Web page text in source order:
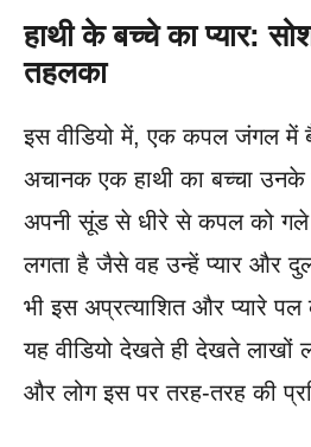
हाथी के बच्चे का प्यार:
तहलका
इस वीडियो में, एक कपल जंगल
अचानक एक हाथी का बच्चा
अपनी सूंड से धीरे से कपल को गले
लगता है जैसे वह उन्हें प्यार और
भी इस अप्रत्याशित और प्यारे
यह वीडियो देखते ही देखते लाखों
और लोग इस पर तरह-तरह की